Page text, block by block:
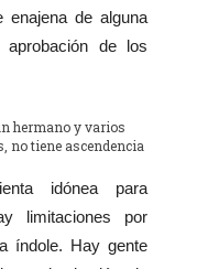
enajena de alguna
de los
hermano y varios
no tiene ascendencia
idónea para
limitaciones por
índole. Hay gente